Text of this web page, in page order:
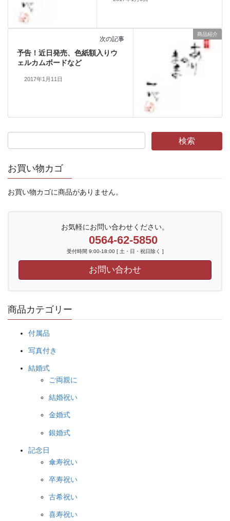
商品紹介
次の記事
予告！近日発売、色紙額入りウ
ェルカムボードなど
2017年1月11日
お買い物カゴ
お買い物カゴに商品がありません。
お気軽にお問い合わせください。
0564-62-5850
受付時間 9:00-18:00 [ 土・日・祝日除く ]
お問い合わせ
商品カテゴリー
付属品
写真付き
結婚式
ご両親に
結婚祝い
金婚式
銀婚式
記念日
傘寿祝い
卒寿祝い
古希祝い
喜寿祝い